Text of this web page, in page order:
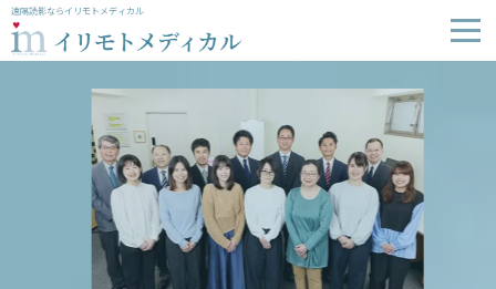
遠隔読影ならイリモトメディカル